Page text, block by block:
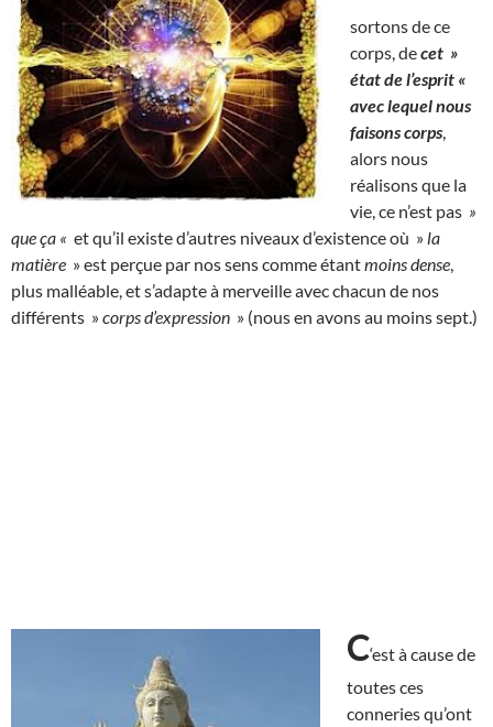
sortons de ce
corps, decet »
état de l’esprit «
avec lequel nous
faisons corps
alors nous
réalisons que la
vie, ce n’est pas »
que ça « et qu’il existe d’autres niveaux d’existence où » la
matière » est perçue par nos sens comme étantmoins dense
plus malléable, et s’adapte à merveille avec chacun de nos
différents »corps d’expression » (nous en avons au moins sept.)
C‘est à cause de
toutes ces
conneries qu’ont